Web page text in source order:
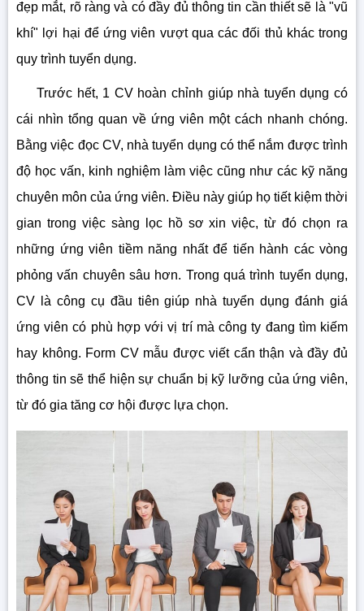
đẹp mắt, rõ ràng và có đầy đủ thông tin cần thiết sẽ là "vũ
khí" lợi hại để ứng viên vượt qua các đối thủ khác trong
quy trình tuyển dụng.
Trước hết, 1 CV hoàn chỉnh giúp nhà tuyển dụng có
cái nhìn tổng quan về ứng viên một cách nhanh chóng.
Bằng việc đọc CV, nhà tuyển dụng có thể nắm được trình
độ học vấn, kinh nghiệm làm việc cũng như các kỹ năng
chuyên môn của ứng viên. Điều này giúp họ tiết kiệm thời
gian trong việc sàng lọc hồ sơ xin việc, từ đó chọn ra
những ứng viên tiềm năng nhất để tiến hành các vòng
phỏng vấn chuyên sâu hơn. Trong quá trình tuyển dụng,
CV là công cụ đầu tiên giúp nhà tuyển dụng đánh giá
ứng viên có phù hợp với vị trí mà công ty đang tìm kiếm
hay không. Form CV mẫu được viết cẩn thận và đầy đủ
thông tin sẽ thể hiện sự chuẩn bị kỹ lưỡng của ứng viên,
từ đó gia tăng cơ hội được lựa chọn.